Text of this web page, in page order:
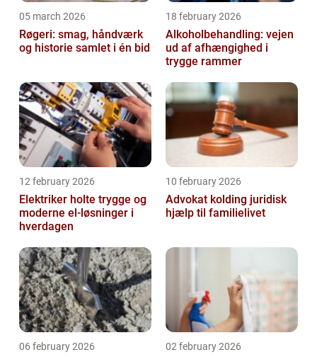
05 march 2026
Røgeri: smag, håndværk
og historie samlet i én bid
18 february 2026
Alkoholbehandling: vejen
ud af afhængighed i
trygge rammer
12 february 2026
Elektriker holte trygge og
moderne el-løsninger i
hverdagen
10 february 2026
Advokat kolding juridisk
hjælp til familielivet
06 february 2026 02 february 2026